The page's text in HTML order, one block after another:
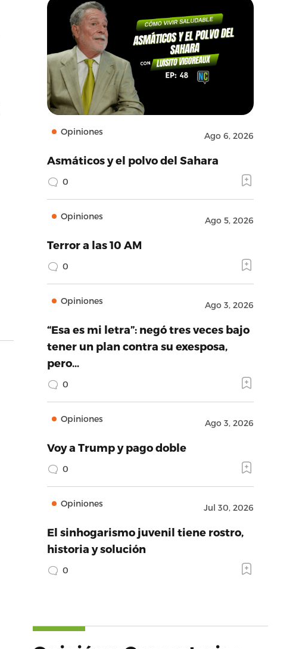
Opiniones Ago 6, 2026
Asmáticos y el polvo del Sahara
0
Opiniones Ago 5, 2026
Terror a las 10 AM
0
Opiniones Ago 3, 2026
“Esa es mi letra”: negó tres veces bajo
tener un plan contra su exesposa,
pero…
0
Opiniones Ago 3, 2026
Voy a Trump y pago doble
0
Opiniones Jul 30, 2026
El sinhogarismo juvenil tiene rostro,
historia y solución
0